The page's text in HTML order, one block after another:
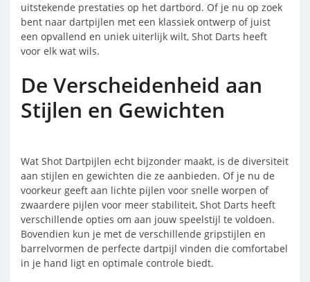
uitstekende prestaties op het dartbord. Of je nu op zoek
bent naar dartpijlen met een klassiek ontwerp of juist
een opvallend en uniek uiterlijk wilt, Shot Darts heeft
voor elk wat wils.
De Verscheidenheid aan
Stijlen en Gewichten
Wat Shot Dartpijlen echt bijzonder maakt, is de diversiteit
aan stijlen en gewichten die ze aanbieden. Of je nu de
voorkeur geeft aan lichte pijlen voor snelle worpen of
zwaardere pijlen voor meer stabiliteit, Shot Darts heeft
verschillende opties om aan jouw speelstijl te voldoen.
Bovendien kun je met de verschillende gripstijlen en
barrelvormen de perfecte dartpijl vinden die comfortabel
in je hand ligt en optimale controle biedt.